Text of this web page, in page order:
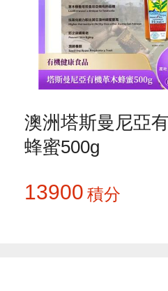
澳洲塔斯曼尼亞
蜂蜜500g
13900 積分